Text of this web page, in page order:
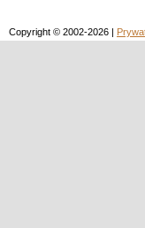
Copyright © 2002-2026 |